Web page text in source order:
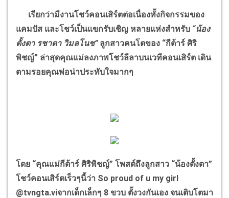
เรียกว่ามีงานโชว์คอนเสิร์ตต่อเนื่องทั้งกิจกรรมของ
แคมปัส และโชว์เป็นแขกรับเชิญ หลายแห่งสำหรับ “น้อง
ตั้งตา รชาดา วิมลโนช” ลูกสาวคนโตของ “กีต้าร์ ศิริ
พิชญ์” ล่าสุดคุณแม่ลงภาพโชว์ลีลาบนเวทีคอนเสิร์ต เดิน
ตามรอยคุณพ่อน่าประทับใจมากๆ
โดย “คุณแม่กีต้าร์ ศิริพิชญ์” โพสต์ถึงลูกสาว “น้องตั้งตา”
โชว์คอนเสิร์ตเร็วๆนี้ว่า So proud of u my girl
@tvngta.viจากเด็กเล็กๆ 8 ขวบ ตั้งวงกันเอง จนเติบโตมา